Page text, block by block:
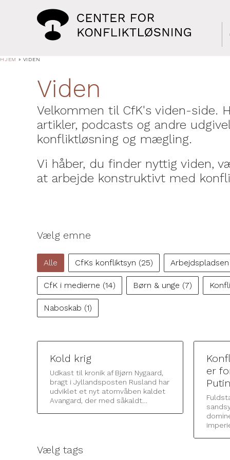
HJEM » VIDEN
Viden
Velkommen til CfK's viden-side.
artikler, podcasts og andre
konfliktløsning og mægling.
Vi håber, du finder nyttig viden,
at arbejde konstruktivt med
Vælg emne
Vælg emne
Alle CfKs konfliktsyn (25) Arbejdspladsen
CfK i medierne (14) Børn & unge (7)
Naboskab (1)
Kold krig
Udkast til kronik af Bjørn Nygaard,
bragt i Jyllandsposten Rusland har
udviklet et nyt atomvåben kaldet
Avangard, der med såkaldt…
er
Vælg tags